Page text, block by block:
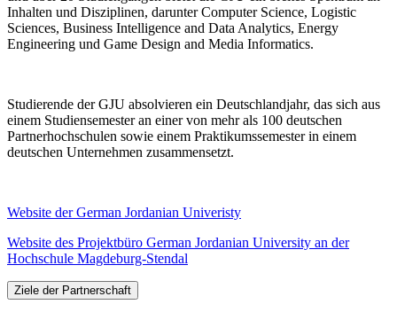
Inhalten und Disziplinen, darunter Computer Science, Logistic
Sciences, Business Intelligence and Data Analytics, Energy
Engineering und Game Design and Media Informatics.
Studierende der GJU absolvieren ein Deutschlandjahr, das sich aus
einem Studiensemester an einer von mehr als 100 deutschen
Partnerhochschulen sowie einem Praktikumssemester in einem
deutschen Unternehmen zusammensetzt.
Website der German Jordanian Univeristy
Website des Projektbüro German Jordanian University an der
Hochschule Magdeburg-Stendal
Ziele der Partnerschaft